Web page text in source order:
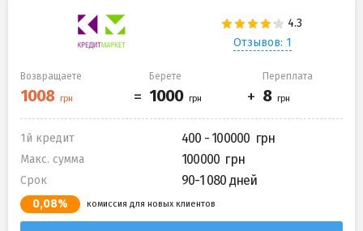
Отзывов: 1
Возвращаете Берете Переплата
1й кредит 400 - 100000
Макс. сумма 100000
Срок 90-1 080 дней
0,08% комиссия для новых клиентов